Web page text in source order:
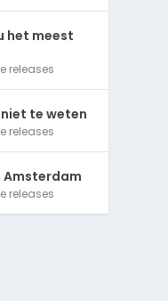
het meest
releases
te weten
releases
Amsterdam
releases